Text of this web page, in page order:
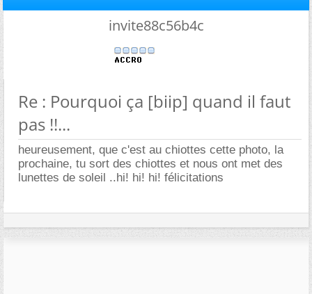
invite88c56b4c
Re : Pourquoi ça [biip] quand il faut
pas !!...
heureusement, que c'est au chiottes cette photo, la
prochaine, tu sort des chiottes et nous ont met des
lunettes de soleil ..hi! hi! hi! félicitations